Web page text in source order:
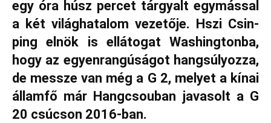
egy óra húsz percet tárgyalt egymással
a két világhatalom vezetője. Hszi Csin-
ping elnök is ellátogat Washingtonba,
hogy az egyenrangúságot hangsúlyozza,
de messze van még a G 2, melyet a kínai
államfő már Hangcsouban javasolt a G
20 csúcson 2016-ban.